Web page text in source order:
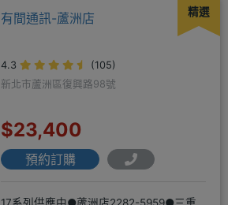
精選
有間通訊-蘆洲店
4.3
(105)
新北市蘆洲區復興路98號
$23,400
預約訂購
17系列供應中●蘆洲店2282-5959●三重